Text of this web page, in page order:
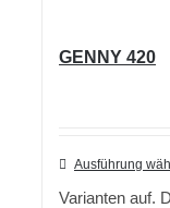
GENNY 420
Ausführung
Varianten auf.